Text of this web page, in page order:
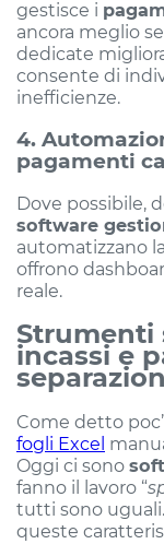
gestisce i
ancora meglio
dedicate
consente di
inefficienze.
4.
pagamenti
Dove possibile,
software
automatizzano
offrono
reale.
Strumenti
incassi e
Come detto
fogli Excel
Oggi ci sono
fanno il lavoro “
tutti sono
queste